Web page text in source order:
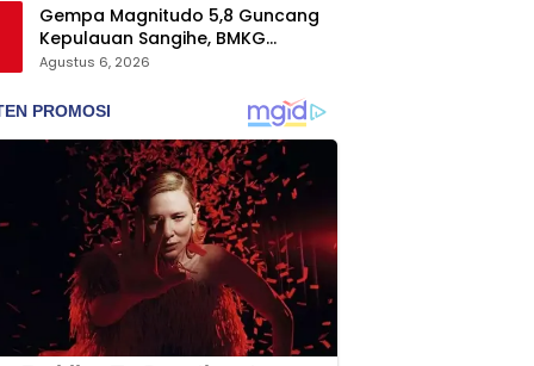
Gempa Magnitudo 5,8 Guncang
Kepulauan Sangihe, BMKG
Pastikan Tak Berpotensi Tsunami
Agustus 6, 2026